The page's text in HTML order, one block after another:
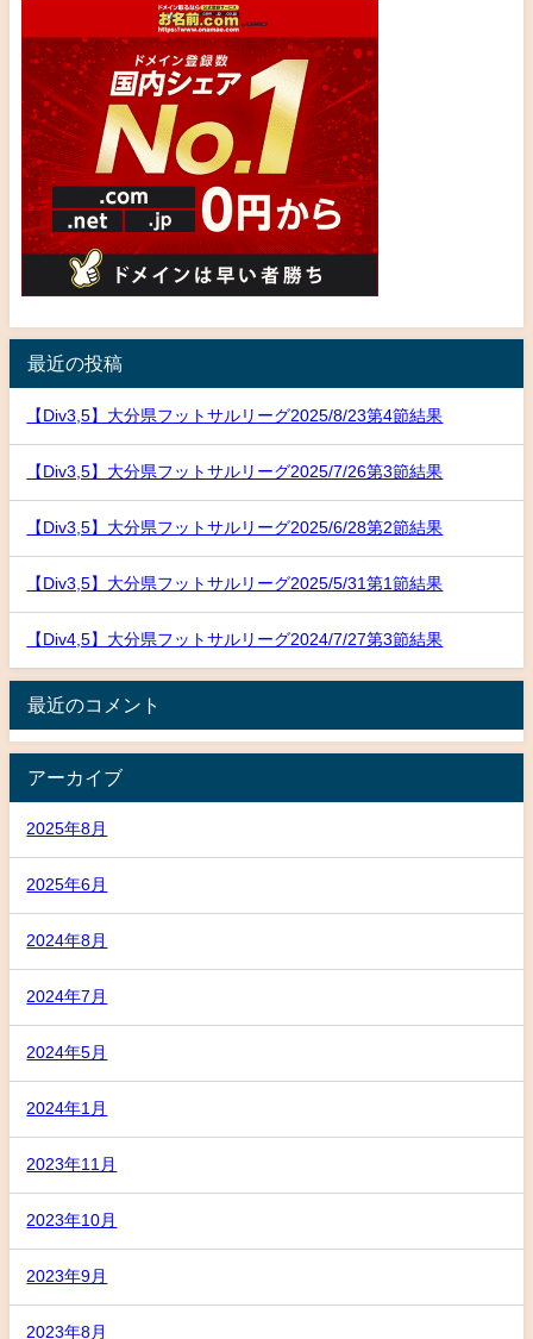
最近の投稿
【Div3,5】大分県フットサルリーグ2025/8/23第4節結果
【Div3,5】大分県フットサルリーグ2025/7/26第3節結果
【Div3,5】大分県フットサルリーグ2025/6/28第2節結果
【Div3,5】大分県フットサルリーグ2025/5/31第1節結果
【Div4,5】大分県フットサルリーグ2024/7/27第3節結果
最近のコメント
アーカイブ
2025年8月
2025年6月
2024年8月
2024年7月
2024年5月
2024年1月
2023年11月
2023年10月
2023年9月
2023年8月